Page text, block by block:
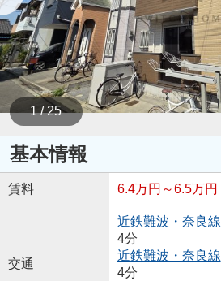
1 / 25
基本情報
賃料 6.4万円～6.5万円
交通
近鉄難波・奈良線
4分
近鉄難波・奈良線
4分